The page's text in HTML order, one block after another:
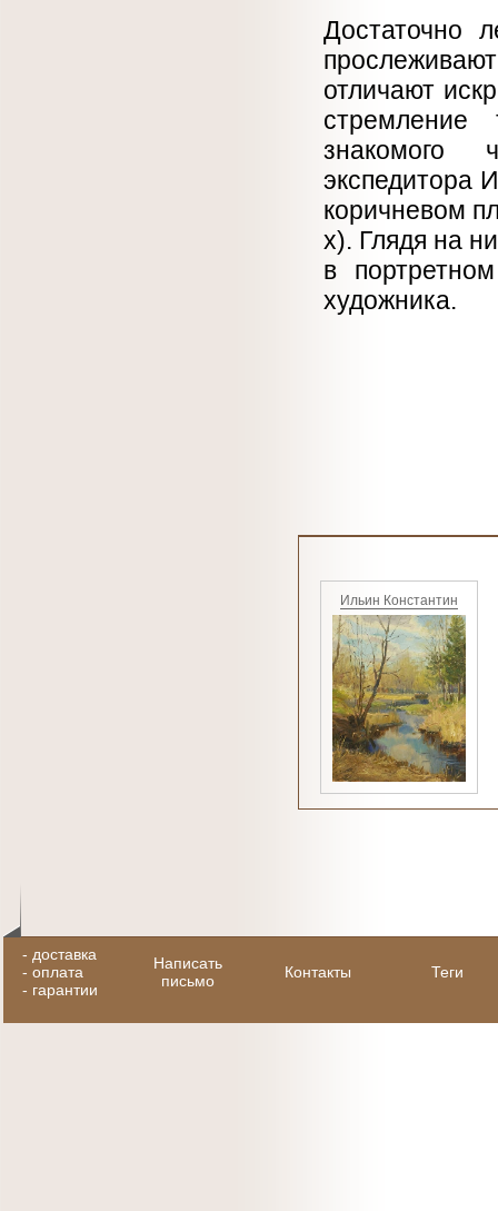
Достаточно
отличают
стремление
знакомого
экспедитора
коричневом
х). Глядя на
в
художника.
Ильин Константин
- доставка
- оплата
- гарантии
Написать
письмо
Контакты Теги